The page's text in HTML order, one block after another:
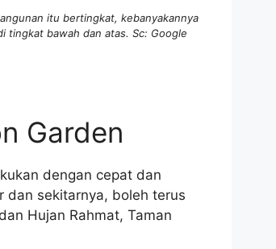
itu bertingkat, kebanyakannya
tingkat bawah dan atas. Sc: Google
Garden
dengan cepat dan
dan sekitarnya, boleh terus
Hujan Rahmat, Taman